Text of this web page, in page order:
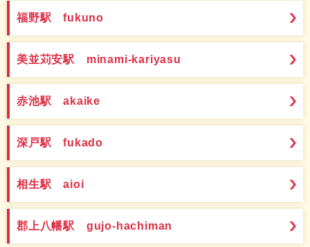
福野駅 fukuno
美並苅安駅 minami-kariyasu
赤池駅 akaike
深戸駅 fukado
相生駅 aioi
郡上八幡駅 gujo-hachiman